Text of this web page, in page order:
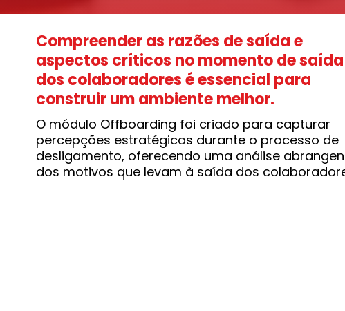
Compreender as razões de saída e
aspectos críticos no momento de saída
dos colaboradores é essencial para
construir um ambiente melhor.
O módulo Offboarding foi criado para capturar
percepções estratégicas durante o processo de
desligamento, oferecendo uma análise
dos motivos que levam à saída dos